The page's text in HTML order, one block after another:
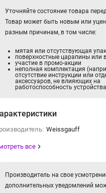
Уточняйте состояние товара
Товар может быть новым или
разным причинам, в том числе:
мятая или отсутствующая
поверхностные царапины или
участие в промо-акции
неполная комплектация
отсутствие инструкции или
аксессуаров, не влияющих на
работоспособность
Weissgauff
все
Производитель на свое
дополнительных уведомлений